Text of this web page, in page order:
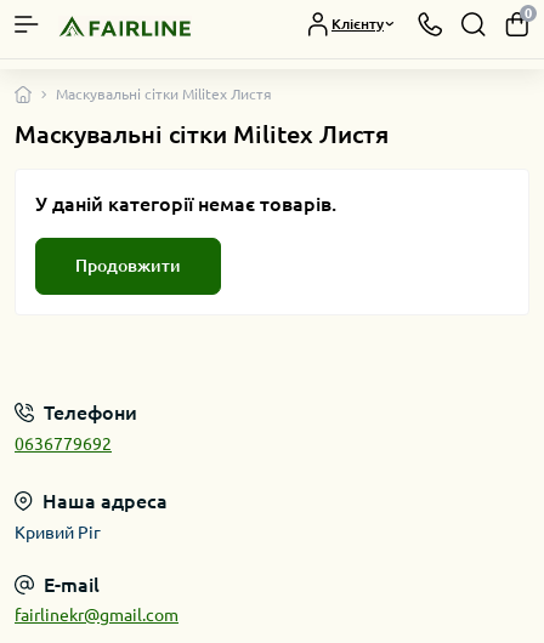
Клієнту
0
Маскувальні сітки Militex Листя
Маскувальні сітки Militex Листя
У даній категорії немає товарів.
Продовжити
Телефони
0636779692
Наша адреса
Кривий Ріг
E-mail
fairlinekr@gmail.com